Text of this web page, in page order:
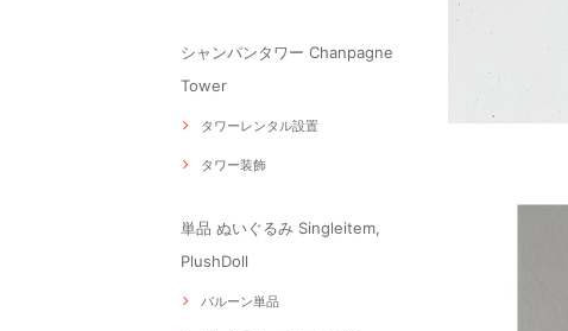
シャンパンタワー Chanpagne
Tower
タワーレンタル設置
タワー装飾
単品 ぬいぐるみ Singleitem,
PlushDoll
バルーン単品